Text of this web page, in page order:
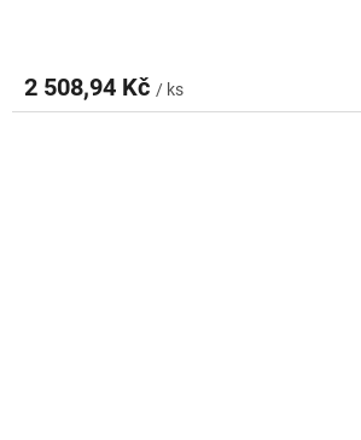
2 508,94 Kč / ks